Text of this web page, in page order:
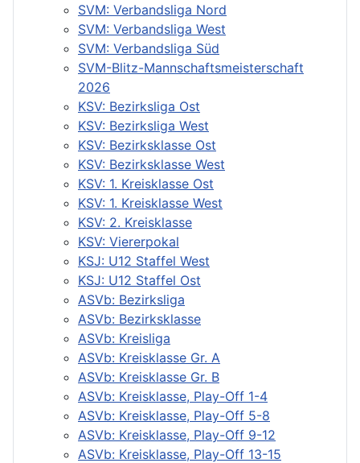
SVM: Verbandsliga Nord
SVM: Verbandsliga West
SVM: Verbandsliga Süd
SVM-Blitz-Mannschaftsmeisterschaft
2026
KSV: Bezirksliga Ost
KSV: Bezirksliga West
KSV: Bezirksklasse Ost
KSV: Bezirksklasse West
KSV: 1. Kreisklasse Ost
KSV: 1. Kreisklasse West
KSV: 2. Kreisklasse
KSV: Viererpokal
KSJ: U12 Staffel West
KSJ: U12 Staffel Ost
ASVb: Bezirksliga
ASVb: Bezirksklasse
ASVb: Kreisliga
ASVb: Kreisklasse Gr. A
ASVb: Kreisklasse Gr. B
ASVb: Kreisklasse, Play-Off 1-4
ASVb: Kreisklasse, Play-Off 5-8
ASVb: Kreisklasse, Play-Off 9-12
ASVb: Kreisklasse, Play-Off 13-15